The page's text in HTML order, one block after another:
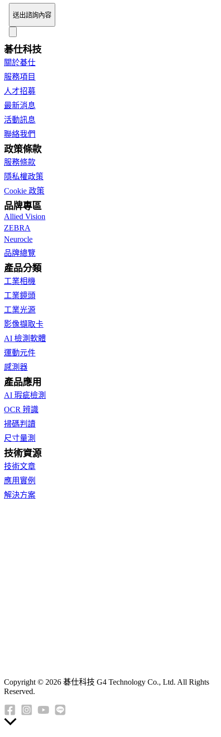
送出諮詢內容
碁仕科技
關於碁仕
服務項目
人才招募
最新消息
活動訊息
聯絡我們
政策條款
服務條款
隱私權政策
Cookie 政策
品牌專區
Allied Vision
ZEBRA
Neurocle
品牌總覽
產品分類
工業相機
工業鏡頭
工業光源
影像擷取卡
AI 檢測軟體
運動元件
感測器
產品應用
AI 瑕疵檢測
OCR 辨識
掃碼判讀
尺寸量測
技術資源
技術文章
應用實例
解決方案
Copyright © 2026 碁仕科技 G4 Technology Co., Ltd. All Rights
Reserved.